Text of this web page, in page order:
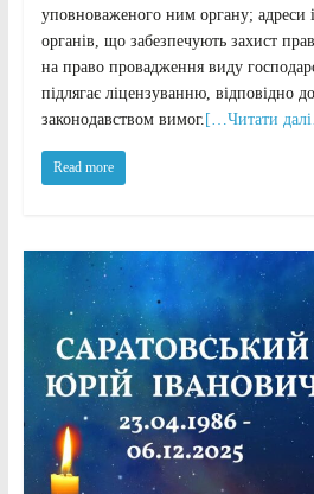
уповноваженого ним органу; адреси
органів, що забезпечують захист
на право провадження виду
підлягає ліцензуванню, відповідно
законодавством вимог. […Читати
Read more